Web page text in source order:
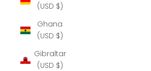
(USD $)
Ghana
(USD $)
Gibraltar
(USD $)